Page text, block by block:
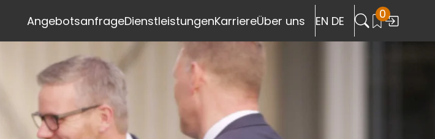
AngebotsanfrageDienstleistungenKarriereÜber uns EN DE 0